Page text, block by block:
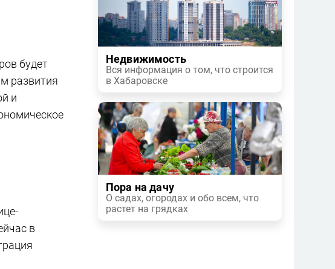
будет
развития
и
в
Недвижимость
Вся информация о том, что строится
в Хабаровске
Пора на дачу
О садах, огородах и обо всем, что
растет на грядках